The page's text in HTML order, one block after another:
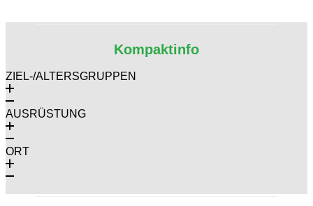
Kompaktinfo
ZIEL-/ALTERSGRUPPEN
AUSRÜSTUNG
ORT